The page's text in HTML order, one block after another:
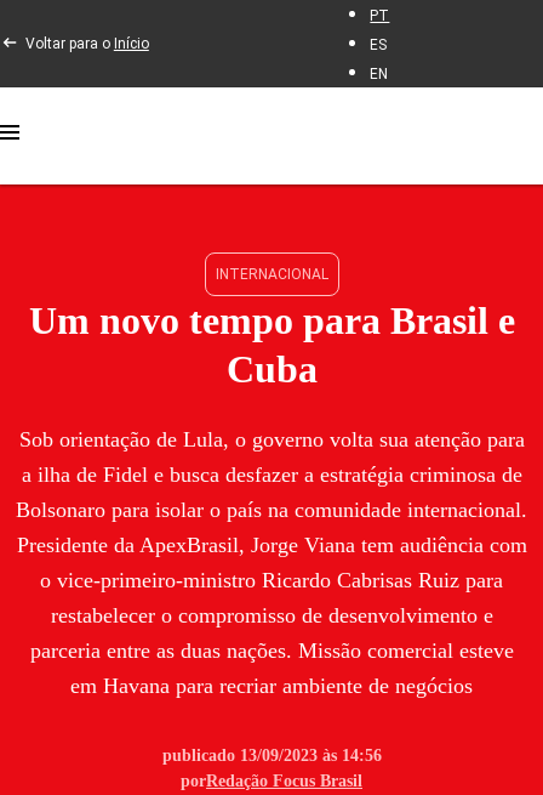
Voltar para o Início
PT
ES
EN
INTERNACIONAL
Um novo tempo para Brasil e
Cuba
Sob orientação de Lula, o governo volta sua atenção para
a ilha de Fidel e busca desfazer a estratégia criminosa de
Bolsonaro para isolar o país na comunidade internacional.
Presidente da ApexBrasil, Jorge Viana tem audiência com
o vice-primeiro-ministro Ricardo Cabrisas Ruiz para
restabelecer o compromisso de desenvolvimento e
parceria entre as duas nações. Missão comercial esteve
em Havana para recriar ambiente de negócios
publicado 13/09/2023 às 14:56
porRedação Focus Brasil